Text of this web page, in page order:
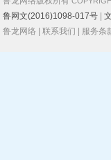
鲁网文(2016)1098-017号
鲁龙网络
联系我们 服务条